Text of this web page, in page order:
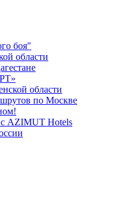
боя"
области
области
по Москве
AZIMUT Hotels